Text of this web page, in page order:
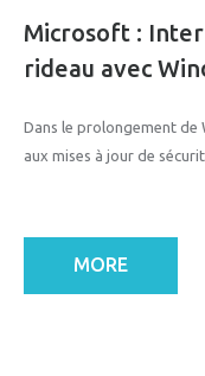
Microsoft :
rideau avec
Dans le prolongement de
aux mises à jour de
MORE